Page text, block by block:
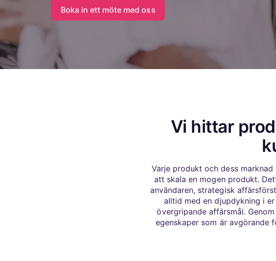
Boka in ett möte med oss
Vi hittar
Varje produkt och dess
att skala en mogen produkt.
användaren, strategisk
alltid med en djupdykning i
övergripande affärsmål.
egenskaper som är avgörande